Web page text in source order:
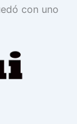
con uno